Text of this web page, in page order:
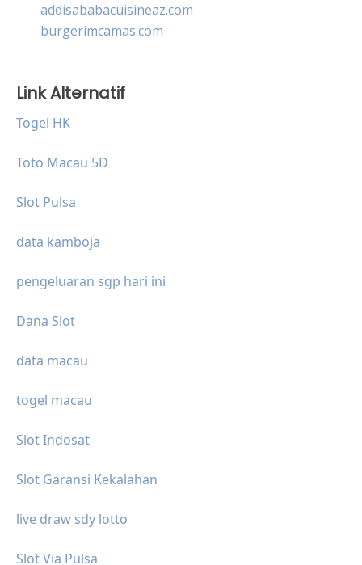
addisababacuisineaz.com
burgerimcamas.com
Link Alternatif
Togel HK
Toto Macau 5D
Slot Pulsa
data kamboja
pengeluaran sgp hari ini
Dana Slot
data macau
togel macau
Slot Indosat
Slot Garansi Kekalahan
live draw sdy lotto
Slot Via Pulsa